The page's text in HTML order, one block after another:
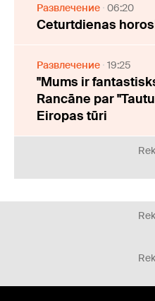
Развлечение 06:20
Ceturtdienas
Развлечение 19:25
"Mums ir
Rancāne par
Eiropas tūri